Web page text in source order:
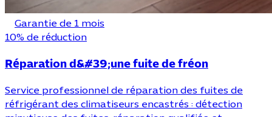
Garantie de 1 mois
10% de réduction
Réparation d&#39;une fuite de fréon
Service professionnel de réparation des fuites de
réfrigérant des climatiseurs encastrés : détection